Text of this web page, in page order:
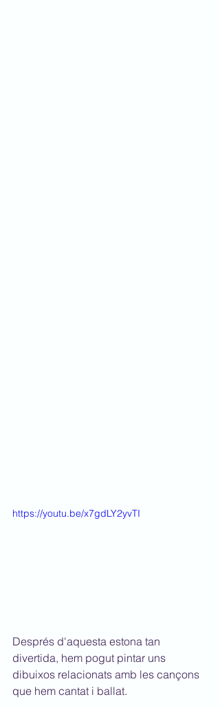
https://youtu.be/x7gdLY2yvTI
Després d'aquesta estona tan
divertida, hem pogut pintar uns
dibuixos relacionats amb les cançons
que hem cantat i ballat.